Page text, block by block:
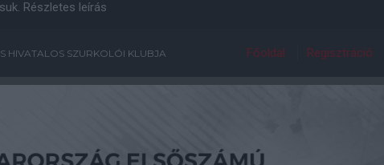
Részletes leírás
HIVATALOS SZURKOLÓI KLUBJA Főoldal Regisztráció